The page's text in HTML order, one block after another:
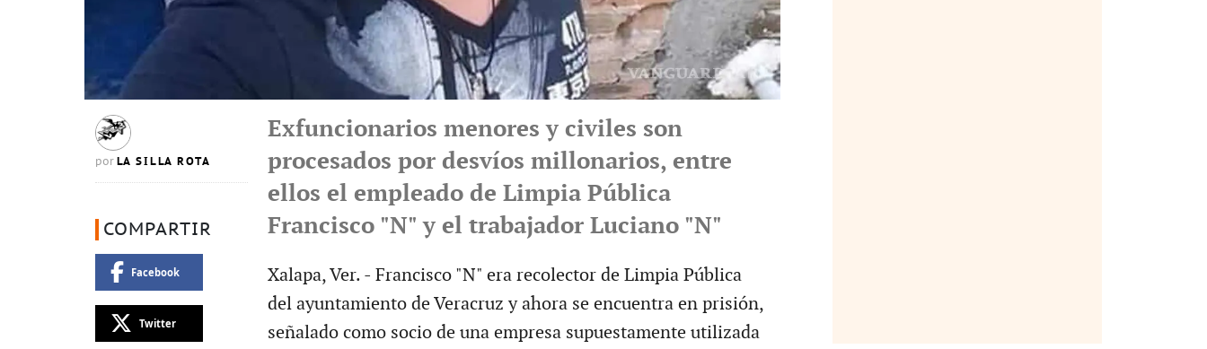
por LA SILLA ROTA
COMPARTIR
Facebook
Twitter
Exfuncionarios menores y civiles son
procesados por desvíos millonarios, entre
ellos el empleado de Limpia Pública
Francisco "N" y el trabajador Luciano "N"
Xalapa, Ver. - Francisco "N" era recolector de Limpia Pública
del ayuntamiento de Veracruz y ahora se encuentra en prisión,
señalado como socio de una empresa supuestamente utilizada